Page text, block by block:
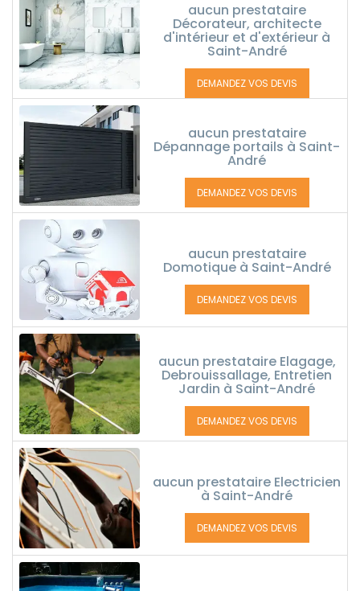
aucun prestataire
Décorateur, architecte
d'intérieur et d'extérieur à
Saint-André
DEMANDEZ VOS DEVIS
aucun prestataire
Dépannage portails à Saint-
André
DEMANDEZ VOS DEVIS
aucun prestataire
Domotique à Saint-André
DEMANDEZ VOS DEVIS
aucun prestataire Elagage,
Debrouissallage, Entretien
Jardin à Saint-André
DEMANDEZ VOS DEVIS
aucun prestataire Electricien
à Saint-André
DEMANDEZ VOS DEVIS